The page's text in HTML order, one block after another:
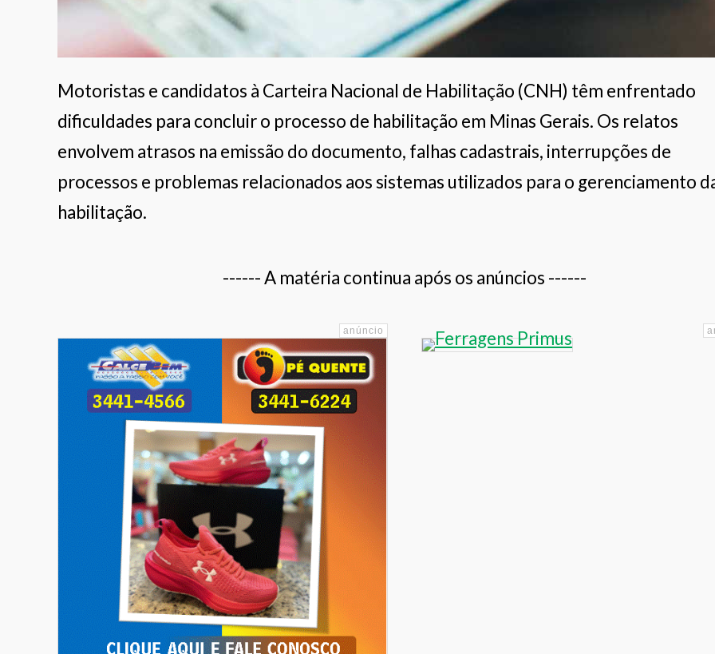
Motoristas e candidatos à Carteira Nacional de Habilitação (CNH) têm enfrentado
dificuldades para concluir o processo de habilitação em Minas Gerais. Os relatos
envolvem atrasos na emissão do documento, falhas cadastrais, interrupções de
processos e problemas relacionados aos sistemas utilizados para o gerenciamento
habilitação.
------ A matéria continua após os anúncios ------